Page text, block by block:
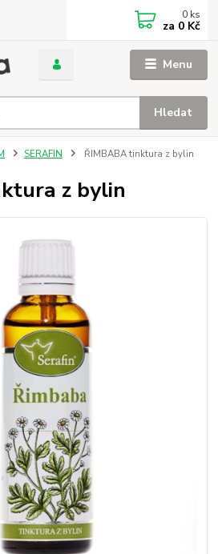
Menu
Hledat
0 ks
za 0 Kč
SERAFIN ŘIMBABA tinktura z bylin
z bylin